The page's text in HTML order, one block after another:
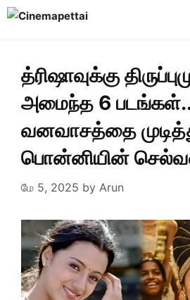
Skip
த்ரிஷாவுக்கு
அமைந்த 6 படங்கள்..
வனவாசத்தை
பொன்னியின்
மே 5, 2025 by Arun